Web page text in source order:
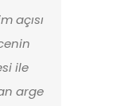
açısı
ile
arge